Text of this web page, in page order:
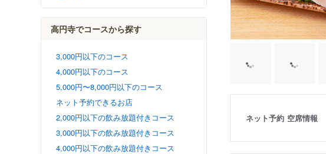
高円寺でコースから探す
3,000円以下のコース
4,000円以下のコース
5,000円〜8,000円以下のコース
ネット予約できるお店
2,000円以下の飲み放題付きコース
3,000円以下の飲み放題付きコース
4,000円以下の飲み放題付きコース
ネット予約 空席情報